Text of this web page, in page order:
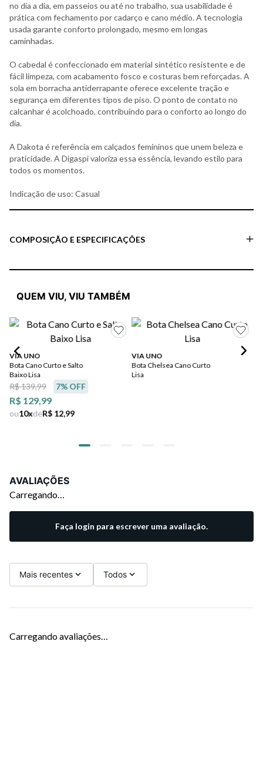
no dia a dia, em passeios ou até no trabalho, sua usabilidade é
prática com fechamento por cadarço e cano médio. A tecnologia
usada garante conforto prolongado, mesmo em longas
caminhadas.
O cabedal é confeccionado em material sintético resistente e de
fácil limpeza, com acabamento fosco e costuras bem reforçadas. A
sola em borracha antiderrapante oferece excelente tração e
segurança em diferentes tipos de piso. O ponto de contato no
calcanhar é acolchoado, contribuindo para o conforto ao longo do
dia.
A Dakota é referência em calçados femininos que unem beleza e
praticidade. A Digaspi valoriza essa essência, levando estilo para
todos os momentos.
Indicação de uso: Casual
COMPOSIÇÃO E ESPECIFICAÇÕES
QUEM VIU, VIU TAMBÉM
VIA UNO
Bota Cano Curto e Salto
Baixo Lisa
R$ 129,99
R$ 139,99 7% OFF
ou10xdeR$ 12,99
VIA UNO
Bota Chelsea Cano Curto
Lisa
AVALIAÇÕES
Carregando…
Faça login para escrever uma avaliação.
Mais recentes Todos
Carregando avaliações…